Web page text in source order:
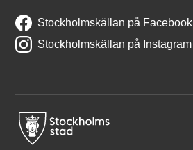
Stockholmskällan på Facebook
Stockholmskällan på Instagram